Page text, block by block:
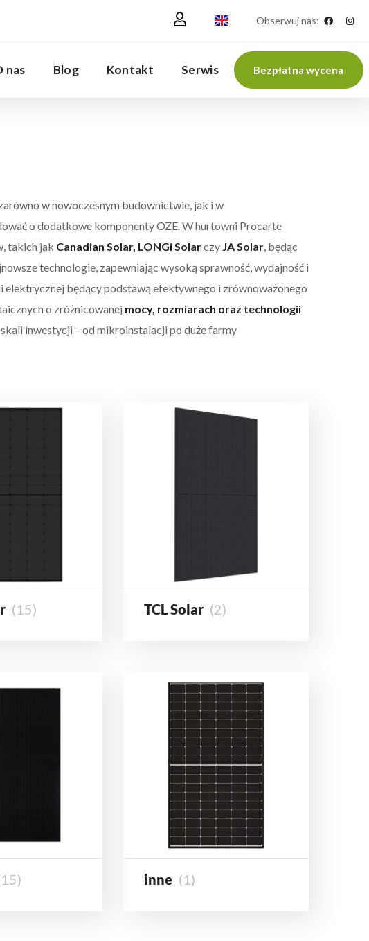
Obserwuj nas:
nas Blog Kontakt Serwis Bezpłatna wycena
w nowoczesnym budownictwie, jak i w
o dodatkowe komponenty OZE. W hurtowni Procarte
takich jak Canadian Solar, LONGi Solarczy JA Solar, będąc
technologie, zapewniając wysoką sprawność, wydajność i
elektrycznej będący podstawą efektywnego i zrównoważonego
o zróżnicowanej mocy, rozmiarach oraz technologii
inwestycji – od mikroinstalacji po duże farmy
(15) TCL Solar (2)
inne (1)